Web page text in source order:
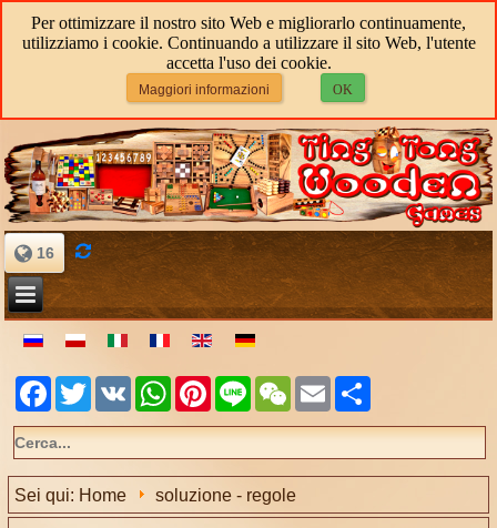
Per ottimizzare il nostro sito Web e migliorarlo continuamente,
utilizziamo i cookie. Continuando a utilizzare il sito Web, l'utente
accetta l'uso dei cookie.
Maggiori informazioni OK
16
Facebook
TwitterVK WhatsApp
Pinterest
Line WeChatEmail
Sei qui: Home soluzione - regole